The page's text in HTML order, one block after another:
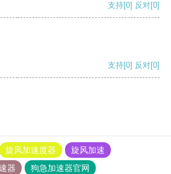
支持[0] 反对[0]
支持[0] 反对[0]
旋风加速度器
旋风加速
器
狗急加速器官网